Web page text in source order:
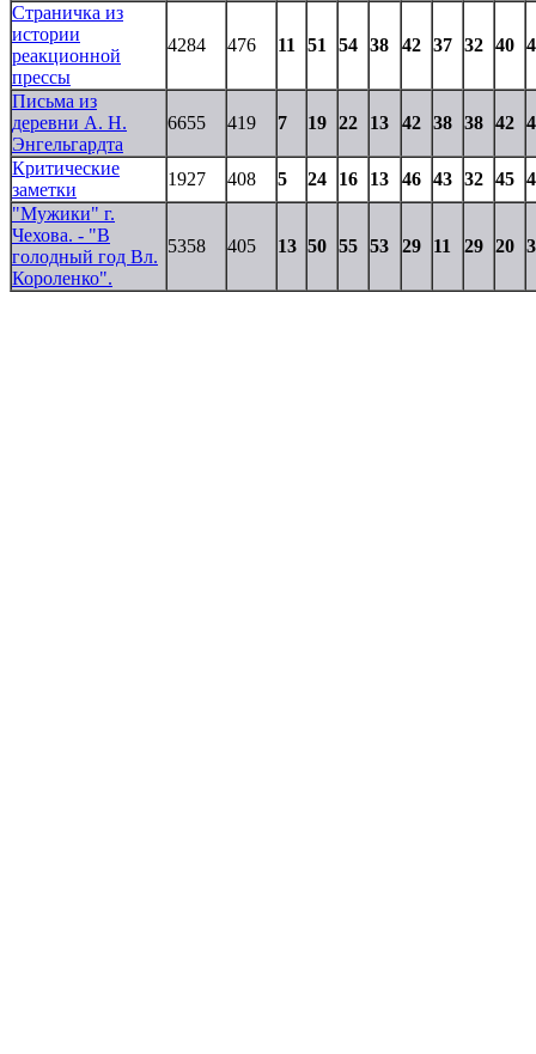
Страничка из
истории
реакционной
прессы
4284 476 11 51 54 38 42 37 32 40
Письма из
деревни А. Н.
Энгельгардта
6655 419 7 19 22 13 42 38 38 42
Критические
заметки
1927 408 5 24 16 13 46 43 32 45
"Мужики" г.
Чехова. - "В
голодный год Вл.
Короленко".
5358 405 13 50 55 53 29 11 29 20